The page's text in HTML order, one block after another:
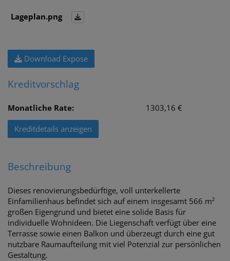
Lageplan.png
Download Expose
Kreditvorschlag
Monatliche Rate: 1303,16 €
Kreditdetails anzeigen
Beschreibung
Dieses renovierungsbedürftige, voll unterkellerte
Einfamilienhaus befindet sich auf einem insgesamt 566 m²
großen Eigengrund und bietet eine solide Basis für
individuelle Wohnideen. Die Liegenschaft verfügt über eine
Terrasse sowie einen Balkon und überzeugt durch eine gut
nutzbare Raumaufteilung mit viel Potenzial zur persönlichen
Gestaltung.